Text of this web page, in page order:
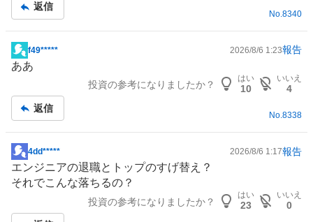
返信
No. 8340
掲
示
事
f49***** 2026/8/6 1:23報告
ああ
投資の参考になりましたか？
はい
10
いいえ
4
返信
No.8338
掲
示
板
4dd***** 2026/8/6 1:17報告
エンジニアの退職とトップのすげ替え？
それでこんな落ちるの？
投資の参考になりましたか？
はい
23
いいえ
0